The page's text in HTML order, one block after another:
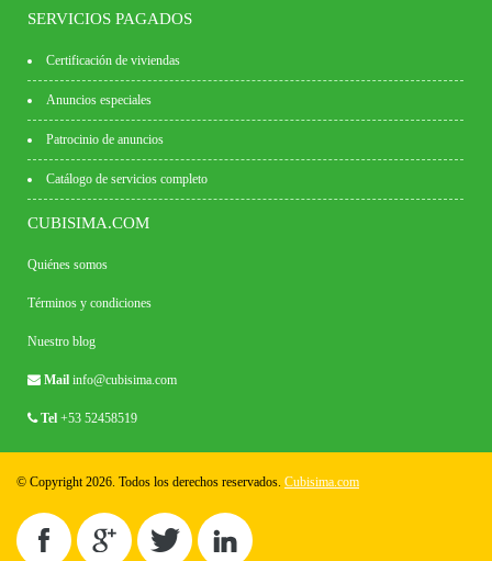
SERVICIOS PAGADOS
Certificación de viviendas
Anuncios especiales
Patrocinio de anuncios
Catálogo de servicios completo
CUBISIMA.COM
Quiénes somos
Términos y condiciones
Nuestro blog
Mail info@cubisima.com
Tel +53 52458519
© Copyright 2026. Todos los derechos reservados. Cubisima.com